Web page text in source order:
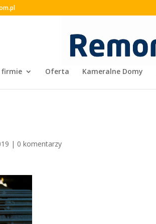
firmie Oferta Kameralne Domy
| 0 komentarzy